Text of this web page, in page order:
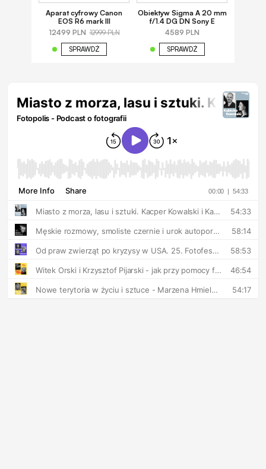
Aparat cyfrowy Canon
EOS R6 mark III
12499 PLN 12999 PLN
SPRAWDŹ
Obiektyw Sigma A 20 mm
f/1.4 DG DN Sony E
4589 PLN
SPRAWDŹ